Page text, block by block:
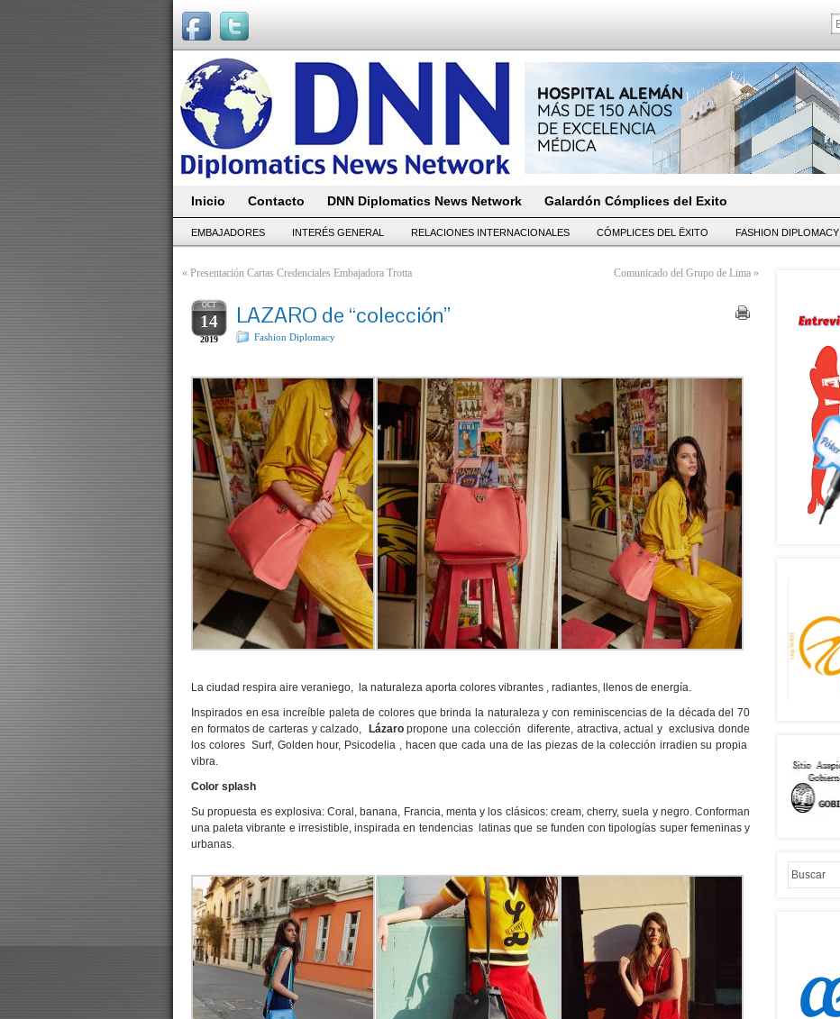
Inicio Contacto DNN Diplomatics News Network Galardón Cómplices del Exito
EMBAJADORES INTERÉS GENERAL RELACIONES INTERNACIONALES CÓMPLICES DEL ËXITO FASHION DIPLOMACY
« Presentación Cartas Credenciales Embajadora Trotta Comunicado del Grupo de Lima »
OCT
14
2019
LAZARO de “colección”
Fashion Diplomacy
La ciudad respira aire veraniego, la naturaleza aporta colores vibrantes , radiantes, llenos de energía.
Inspirados en esa increíble paleta de colores que brinda la naturaleza y con reminiscencias de la década del 70
en formatos de carteras y calzado,
Lázaropropone una colección diferente, atractiva, actual y exclusiva donde
los colores Surf, Golden hour, Psicodelia , hacen que cada una de las piezas de la colección irradien su propia
vibra.
Color splash
Su propuesta es explosiva: Coral, banana, Francia, menta y los clásicos: cream, cherry, suela y negro. Conforman
una paleta vibrante e irresistible, inspirada en tendencias latinas que se funden con tipologías super femeninas y
urbanas.